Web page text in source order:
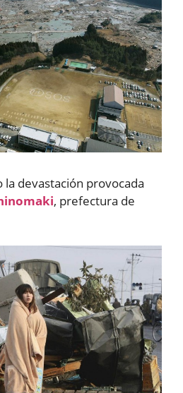
devastación provocada
, prefectura de